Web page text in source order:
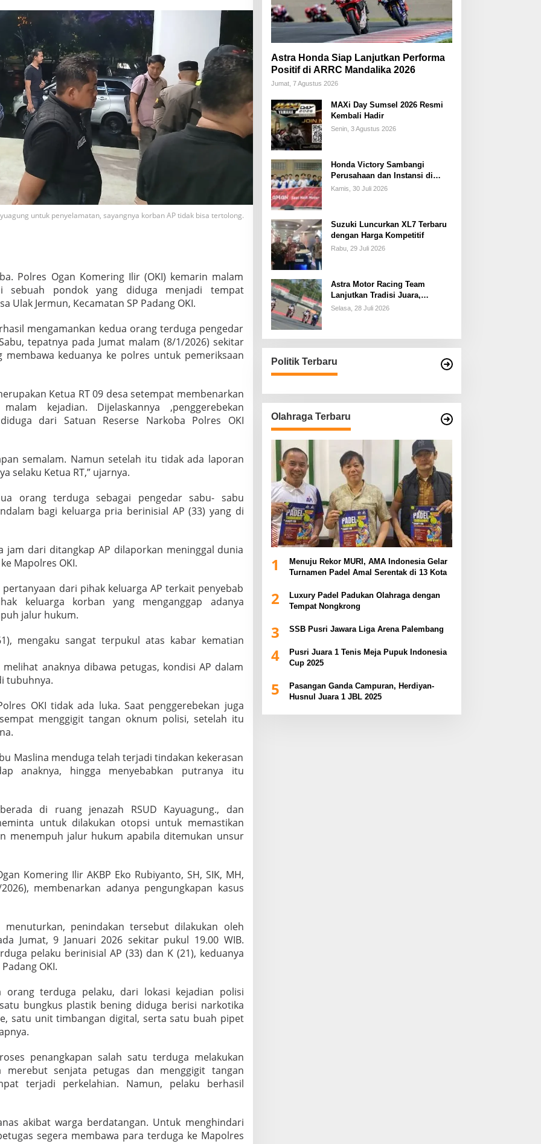
untuk penyelamatan, sayangnya korban AP tidak bisa tertolong.
Polres Ogan Komering Ilir (OKI) kemarin malam
sebuah pondok yang diduga menjadi tempat
Ulak Jermun, Kecamatan SP Padang OKI.
mengamankan kedua orang terduga pengedar
tepatnya pada Jumat malam (8/1/2026) sekitar
membawa keduanya ke polres untuk pemeriksaan
Ketua RT 09 desa setempat membenarkan
kejadian. Dijelaskannya ,penggerebekan
dari Satuan Reserse Narkoba Polres OKI
semalam. Namun setelah itu tidak ada laporan
selaku Ketua RT,” ujarnya.
orang terduga sebagai pengedar sabu- sabu
bagi keluarga pria berinisial AP (33) yang di
jam dari ditangkap AP dilaporkan meninggal dunia
Mapolres OKI.
dari pihak keluarga AP terkait penyebab
keluarga korban yang menganggap adanya
jalur hukum.
mengaku sangat terpukul atas kabar kematian
anaknya dibawa petugas, kondisi AP dalam
tubuhnya.
OKI tidak ada luka. Saat penggerebekan juga
menggigit tangan oknum polisi, setelah itu
Maslina menduga telah terjadi tindakan kekerasan
anaknya, hingga menyebabkan putranya itu
di ruang jenazah RSUD Kayuagung., dan
untuk dilakukan otopsi untuk memastikan
menempuh jalur hukum apabila ditemukan unsur
Komering Ilir AKBP Eko Rubiyanto, SH, SIK, MH,
membenarkan adanya pengungkapan kasus
menuturkan, penindakan tersebut dilakukan oleh
Jumat, 9 Januari 2026 sekitar pukul 19.00 WIB.
pelaku berinisial AP (33) dan K (21), keduanya
OKI.
orang terduga pelaku, dari lokasi kejadian polisi
bungkus plastik bening diduga berisi narkotika
satu unit timbangan digital, serta satu buah pipet
penangkapan salah satu terduga melakukan
merebut senjata petugas dan menggigit tangan
terjadi perkelahian. Namun, pelaku berhasil
akibat warga berdatangan. Untuk menghindari
segera membawa para terduga ke Mapolres
Astra Honda Siap Lanjutkan Performa
Positif di ARRC Mandalika 2026
Jumat, 7 Agustus 2026
MAXi Day Sumsel 2026 Resmi
Kembali Hadir
Senin, 3 Agustus 2026
Honda Victory Sambangi
Perusahaan dan Instansi di
Sumsel
Kamis, 30 Juli 2026
Suzuki Luncurkan XL7 Terbaru
dengan Harga Kompetitif
Rabu, 29 Juli 2026
Astra Motor Racing Team
Lanjutkan Tradisi Juara,
Kumpulkan 7 Podium di
Selasa, 28 Juli 2026
Politik Terbaru
Olahraga Terbaru
1
Menuju Rekor MURI, AMA Indonesia Gelar
Turnamen Padel Amal Serentak di 13 Kota
2
Luxury Padel Padukan Olahraga dengan
Tempat Nongkrong
3 SSB Pusri Jawara Liga Arena Palembang
4
Pusri Juara 1 Tenis Meja Pupuk Indonesia
Cup 2025
5
Pasangan Ganda Campuran, Herdiyan-
Husnul Juara 1 JBL 2025